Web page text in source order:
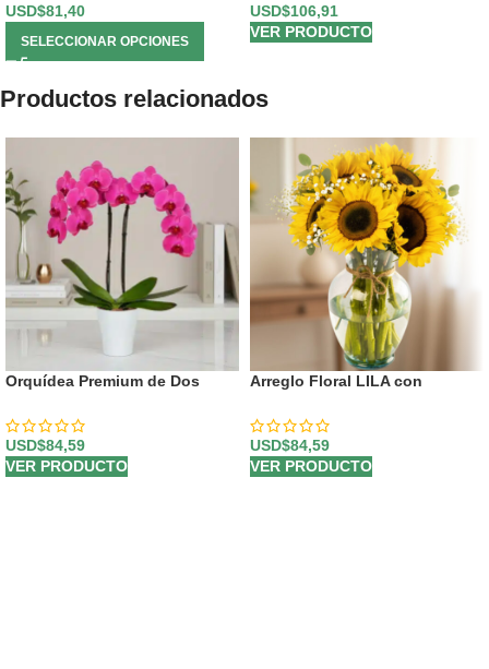
USD$81,40
SELECCIONAR OPCIONES
USD$106,91
VER PRODUCTO
Productos relacionados
Orquídea Premium de Dos
USD$84,59
VER PRODUCTO
Arreglo Floral LILA con
de Amor y Gratitud 🌻
USD$84,59
VER PRODUCTO